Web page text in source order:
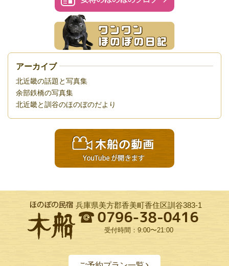
アーカイブ
北近畿の話題と写真集
余部鉄橋の写真集
北近畿と訓谷のほのぼのだより
兵庫県美方郡香美町香住区訓谷383-1
受付時間：9:00〜21:00